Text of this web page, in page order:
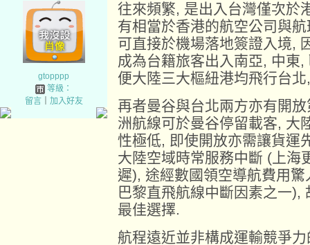
gtopppp
等級：
留言｜ 加入好友
往來頻繁, 是出入台灣僅次於
有相當於香港的航空公司與
可直接於機場落地簽證入境,
成為台籍旅客出入南亞, 中東
便大陸三大樞紐港均飛行台
再者曼谷與台北兩方亦有開
洲航線可於曼谷停留載客, 大
性極低, 即使開放亦需讓貨運
大陸空域時常服務中斷 (上海
遲), 途經數國領空導航費用
巴黎直飛航線中斷因素之一),
最佳選擇.
航程遠近並非構成運輸競爭